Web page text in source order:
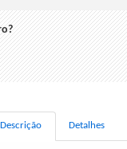
Descrição Detalhes